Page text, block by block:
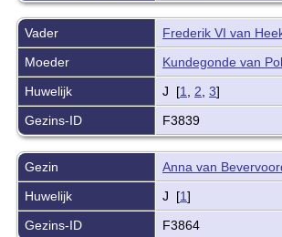
Vader Frederik VI van
Moeder
Kundegonde van
Huwelijk
J [1 2 3]
Gezins-ID
F3839
Gezin Anna van
Huwelijk
J [1]
Gezins-ID
F3864